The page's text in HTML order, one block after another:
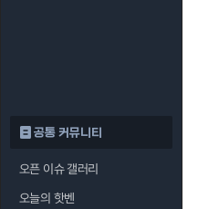
공통 커뮤니티
오픈 이슈 갤러리
오늘의 핫벤